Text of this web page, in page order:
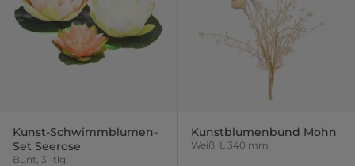
Kunst-Schwimmblumen-
Set Seerose
Bunt, 3 -tlg.
Kunstblumenbund Mohn
Weiß, L 340 mm